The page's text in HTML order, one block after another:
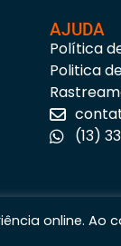
AJUDA
Política
Politica
(13)
online.